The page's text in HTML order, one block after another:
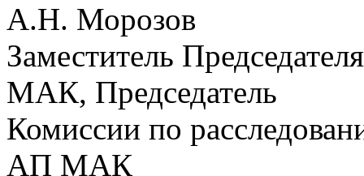
А.Н. Морозов
Заместитель Председателя
МАК, Председатель
Комиссии по
АП МАК